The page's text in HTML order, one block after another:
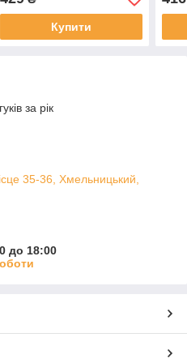
Купити
за рік
35-36, Хмельницький,
до 18:00